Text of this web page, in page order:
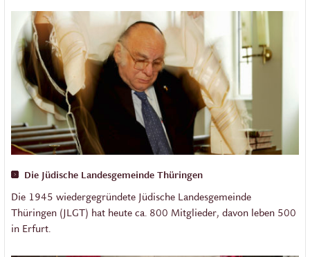
Die Jüdische Landesgemeinde Thüringen
Die 1945 wiedergegründete Jüdische Landesgemeinde
Thüringen (JLGT) hat heute ca. 800 Mitglieder, davon leben 500
in Erfurt.